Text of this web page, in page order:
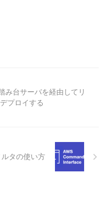
み台サーバを経由してリ
プロイする
タの使い方